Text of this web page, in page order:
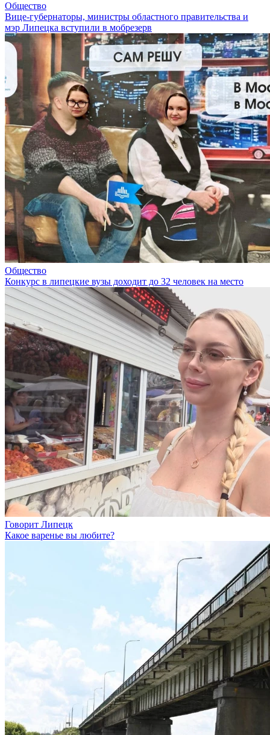
Общество
Вице-губернаторы, министры областного правительства и
мэр Липецка вступили в мобрезерв
Общество
Конкурс в липецкие вузы доходит до 32 человек на место
Говорит Липецк
Какое варенье вы любите?